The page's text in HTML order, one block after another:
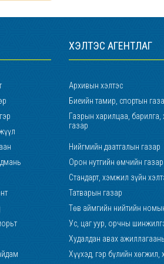
ХЭЛТЭС АГЕНТЛАГ
Архивын хэлтэс
Биеийн тамир, спортын
Газрын харилцаа, барилга,
газар
Нийгмийн даатгалын газар
Орон нутгийн өмчийн газар
Стандарт, хэмжил зүйн
Татварын газар
Төв аймгийн нийтийн
Ус, цаг уур, орчны
Худалдан авах
Хүүхэд, гэр бүлийн хөгжил,